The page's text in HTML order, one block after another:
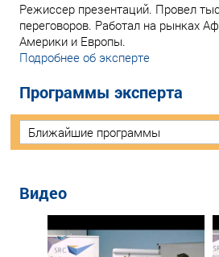
Режиссер презентаций. Провел
переговоров. Работал на рынках
Америки и Европы.
Подробнее об эксперте
Программы эксперта
Ближайшие программы
Видео